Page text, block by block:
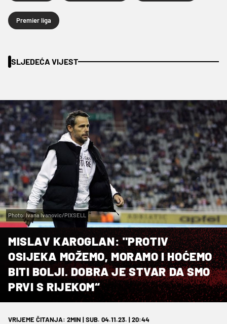
Premier liga
SLJEDEĆA VIJEST
Photo: Ivana Ivanovic/PIXSELL
MISLAV KAROGLAN: "PROTIV
OSIJEKA MOŽEMO, MORAMO I HOĆEMO
BITI BOLJI. DOBRA JE STVAR DA SMO
PRVI S RIJEKOM“
VRIJEME ČITANJA: 2MIN | SUB. 04.11.23. | 20:44